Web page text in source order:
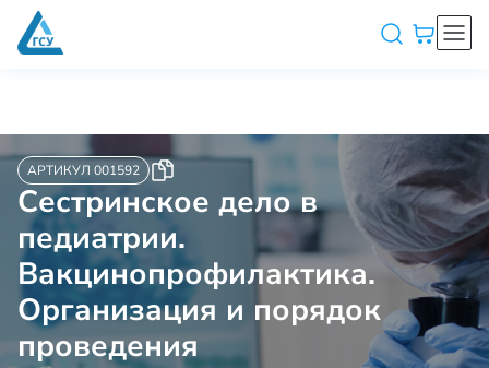
АРТИКУЛ 001592
Сестринское дело в
педиатрии.
Вакцинопрофилактика.
Организация и порядок
проведения